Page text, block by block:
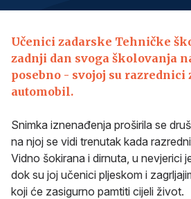
Učenici zadarske Tehničke
zadnji dan svoga školovanja
posebno - svojoj su
automobil.
Snimka iznenađenja proširila se
na njoj se vidi trenutak kada
Vidno šokirana i dirnuta, u nevjerici
dok su joj učenici pljeskom i
koji će zasigurno pamtiti cijeli život.